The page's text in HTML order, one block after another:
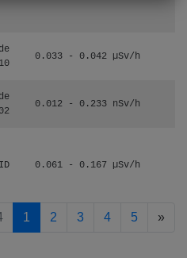
0.033 - 0.042 µSv/h
0.012 - 0.233 nSv/h
0.061 - 0.167 µSv/h
1 2 3 4 5 »